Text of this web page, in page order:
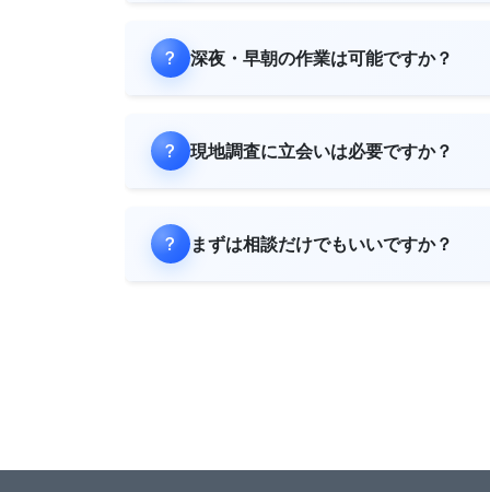
深夜・早朝の作業は可能ですか？
現地調査に立会いは必要ですか？
まずは相談だけでもいいですか？